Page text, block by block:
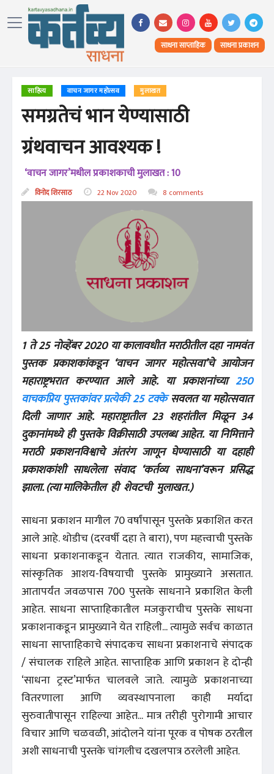
साधना साप्ताहिक साधना प्रकाशन
साहित्य वाचन जागर महोत्सव मुलाखत
समग्रतेचं भान येण्यासाठी
ग्रंथवाचन आवश्यक !
‘वाचन जागर’मधील प्रकाशकाची मुलाखत : 10
विनोद शिरसाठ 22 Nov 2020 8 comments
1 ते 25 नोव्हेंबर 2020 या कालावधीत मराठीतील दहा नामवंत
पुस्तक प्रकाशकांकडून ‘वाचन जागर महोत्सवा’चे आयोजन
महाराष्ट्रभरात करण्यात आले आहे. या प्रकाशनांच्या 250
वाचकप्रिय पुस्तकांवर प्रत्येकी 25 टक्केसवलत या महोत्सवात
दिली जाणार आहे. महाराष्ट्रातील 23 शहरांतील मिळून 34
दुकानांमध्ये ही पुस्तके विक्रीसाठी उपलब्ध आहेत. या निमित्ताने
मराठी प्रकाशनविश्वाचे अंतरंग जाणून घेण्यासाठी या दहाही
प्रकाशकांशी साधलेला संवाद ‘कर्तव्य साधना’वरून प्रसिद्ध
झाला. (त्या मालिकेतील ही शेवटची मुलाखत.)
साधना प्रकाशन मागील 70 वर्षांपासून पुस्तके प्रकाशित करत
आले आहे. थोडीच (दरवर्षी दहा ते बारा), पण महत्त्वाची पुस्तके
साधना प्रकाशनाकडून येतात. त्यात राजकीय, सामाजिक,
सांस्कृतिक आशय-विषयाची पुस्तके प्रामुख्याने असतात.
आतापर्यंत जवळपास 700 पुस्तके साधनाने प्रकाशित केली
आहेत. साधना साप्ताहिकातील मजकुराचीच पुस्तके साधना
प्रकाशनाकडून प्रामुख्याने येत राहिली... त्यामुळे सर्वच काळात
साधना साप्ताहिकाचे संपादकच साधना प्रकाशनाचे संपादक
/ संचालक राहिले आहेत. साप्ताहिक आणि प्रकाशन हे दोन्ही
‘साधना ट्रस्ट’मार्फत चालवले जाते. त्यामुळे प्रकाशनाच्या
वितरणाला आणि व्यवस्थापनाला काही मर्यादा
सुरुवातीपासून राहिल्या आहेत... मात्र तरीही पुरोगामी आचार
विचार आणि चळवळी, आंदोलने यांना पूरक व पोषक ठरतील
अशी साधनाची पुस्तके चांगलीच दखलपात्र ठरलेली आहेत.